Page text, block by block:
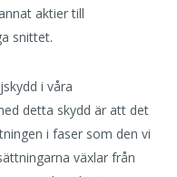
aktier till
snittet.
i våra
detta skydd är att det
i faser som den vi
växlar från